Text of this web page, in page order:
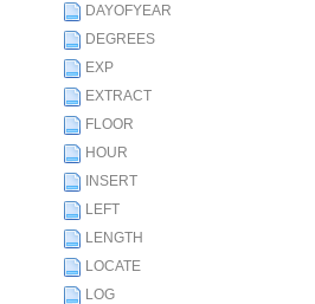
DAYOFYEAR
DEGREES
EXP
EXTRACT
FLOOR
HOUR
INSERT
LEFT
LENGTH
LOCATE
LOG